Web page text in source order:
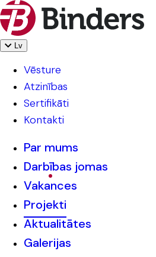
Lv
Vēsture
Atzinības
Sertifikāti
Kontakti
Par mums
Darbības jomas
Vakances
Projekti
Aktualitātes
Galerijas